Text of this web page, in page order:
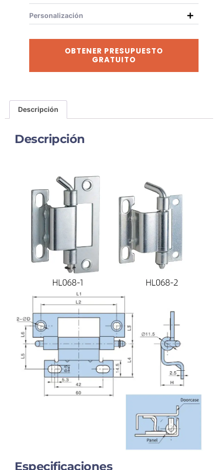
Personalización
OBTENER PRESUPUESTO
GRATUITO
Descripción
Descripción
Especificaciones